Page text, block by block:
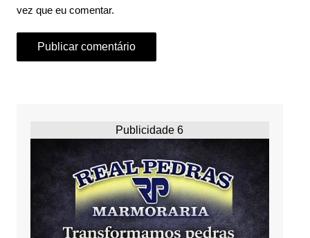
vez que eu comentar.
Publicidade 6